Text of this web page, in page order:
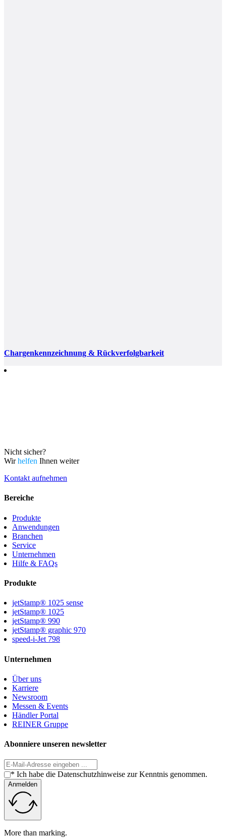
Chargenkennzeichnung & Rückverfolgbarkeit
Nicht sicher?
Wirhelfen Ihnen weiter
Kontakt aufnehmen
Bereiche
Produkte
Anwendungen
Branchen
Service
Unternehmen
Hilfe & FAQs
Produkte
jetStamp® 1025 sense
jetStamp® 1025
jetStamp® 990
jetStamp® graphic 970
speed-i-Jet 798
Unternehmen
Über uns
Karriere
Newsroom
Messen & Events
Händler Portal
REINER Gruppe
Abonniere unseren newsletter
* Ich habe die Datenschutzhinweise zur Kenntnis genommen.
Anmelden
More than marking.